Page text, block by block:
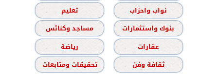
نواب واحزاب
تعليم
بنوك واستثمارات
مساجد وكنائس
عقارات
رياضة
ثقافة وفن
تحقيقات ومتابعات